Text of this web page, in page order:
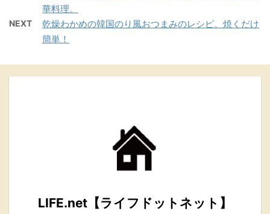
華料理。
NEXT
乾燥わかめの韓国のり風おつまみのレシピ。焼くだけ
簡単！
LIFE.net【ライフドットネット】